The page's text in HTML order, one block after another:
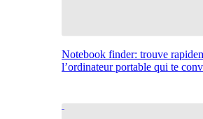
Notebook finder: trouve
l’ordinateur portable qui te